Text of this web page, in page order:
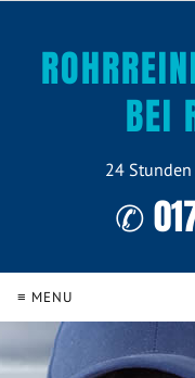
BEI
24 Stunden
✆
≡ MENU